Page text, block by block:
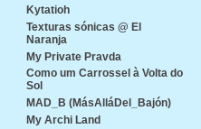
Kytatioh
Texturas sónicas @ El
Naranja
My Private Pravda
Como um Carrossel à Volta do
Sol
MAD_B (MásAlláDel_Bajón)
My Archi Land